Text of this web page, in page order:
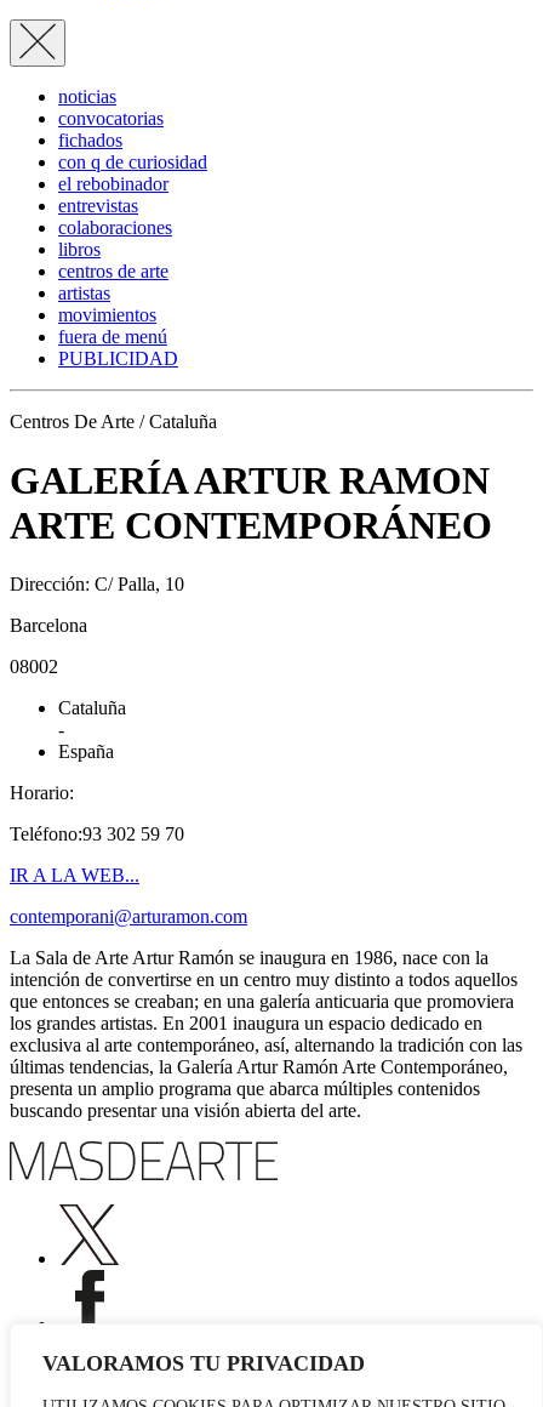
VALORAMOS TU PRIVACIDAD
noticias
convocatorias
fichados
con q de curiosidad
el rebobinador
entrevistas
colaboraciones
libros
centros de arte
artistas
movimientos
fuera de menú
PUBLICIDAD
Centros De Arte / Cataluña
GALERÍA ARTUR RAMON
ARTE CONTEMPORÁNEO
Dirección: C/ Palla, 10
Barcelona
08002
Cataluña
-
España
Horario:
Teléfono:93 302 59 70
IR A LA WEB...
contemporani@arturamon.com
La Sala de Arte Artur Ramón se inaugura en 1986, nace con la
intención de convertirse en un centro muy distinto a todos aquellos
que entonces se creaban; en una galería anticuaria que promoviera
los grandes artistas. En 2001 inaugura un espacio dedicado en
exclusiva al arte contemporáneo, así, alternando la tradición con las
últimas tendencias, la Galería Artur Ramón Arte Contemporáneo,
presenta un amplio programa que abarca múltiples contenidos
buscando presentar una visión abierta del arte.